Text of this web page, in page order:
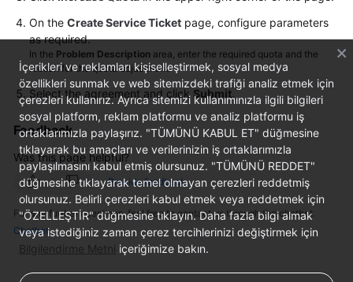
Reference
Glossary
Shared
Responsibilities
Service
Level
Agreement
White
Papers
On the Create Service Ticket page, configure parameters
as required.
In the Problem Description area, enter the required quota and the
reason for the quota adjustment.
Select the agreement and click Submit
Feedback
Was this page helpful?
Provide feedback
For any further questions, feel free to contact us through the chatbot.
Chatbot
İçerikleri ve reklamları kişiselleştirmek, sosyal medya
özellikleri sunmak ve web sitemizdeki trafiği analiz etmek için
çerezleri kullanırız. Ayrıca sitemizi kullanımınızla ilgili bilgileri
sosyal platform, reklam platformu ve analiz platformu iş
ortaklarımızla paylaşırız. "TÜMÜNÜ KABUL ET" düğmesine
tıklayarak bu amaçları ve verilerinizin iş ortaklarımızla
paylaşılmasını kabul etmiş olursunuz. "TÜMÜNÜ REDDET"
düğmesine tıklayarak temel olmayan çerezleri reddetmiş
olursunuz. Belirli çerezleri kabul etmek veya reddetmek için
"ÖZELLEŞTİR" düğmesine tıklayın. Daha fazla bilgi almak
veya istediğiniz zaman çerez tercihlerinizi değiştirmek için
Bilgilendirme Metni içeriğimize bakın.